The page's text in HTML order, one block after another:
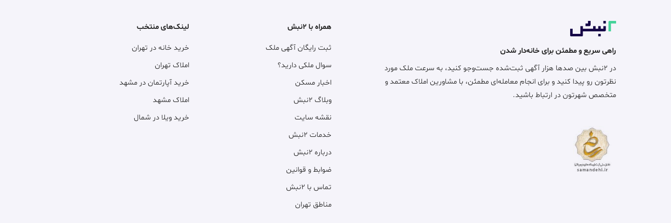
راهی سریع و مطمئن برای خانه‌دار شدن
در ۲نبش بین صدها هزار آگهی ثبت‌شده جست‌وجو کنید، به سرعت ملک مورد
نظرتون رو پیدا کنید و برای انجام معامله‌ای مطمئن، با مشاورین املاک معتمد و
متخصص شهرتون در ارتباط باشید.
همراه با ۲نبش
ثبت رایگان آگهی ملک
سوال ملکی دارید؟
اخبار مسکن
وبلاگ ۲نبش
نقشه سایت
خدمات ۲نبش
درباره ۲نبش
ضوابط و قوانین
تماس با ۲نبش
مناطق تهران
لینک‌های منتخب
خرید خانه در تهران
املاک تهران
خرید آپارتمان در مشهد
املاک مشهد
خرید ویلا در شمال